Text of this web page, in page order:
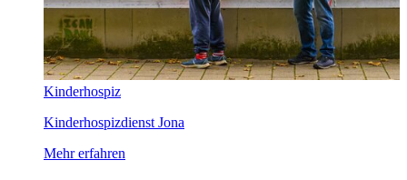
Kinderhospiz
Kinderhospizdienst Jona
Mehr erfahren